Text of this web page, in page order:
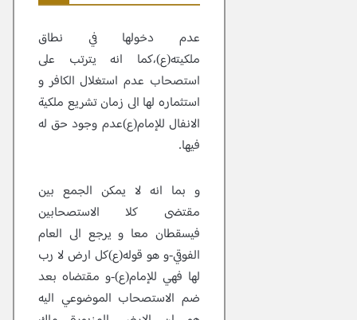
عدم دخولها في نطاق
ملكيته(ع)،كما انه يترتب على
استصحاب عدم استغلال الكافر و
استثماره لها الى زمان تشريع ملكية
الانفال للإمام(ع)عدم وجود حق له
فيها.
و بما انه لا يمكن الجمع بين
مقتضى كلا الاستصحابين
فيسقطان معا و يرجع الى العام
الفوقي-و هو قوله(ع)كل ارض لا رب
لها فهي للإمام(ع)-و مقتضاه بعد
ضم الاستصحاب الموضوعي اليه